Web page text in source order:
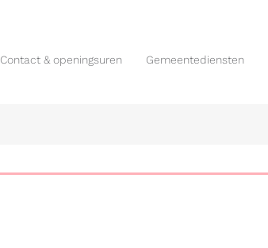
Contact & openingsuren Gemeentediensten